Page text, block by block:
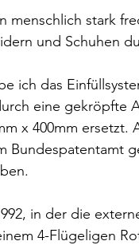
menschlich stark
und Schuhen
ich das
eine gekröpfte
x 400mm
Bundespatentamt
in der die
4-Flügeligen